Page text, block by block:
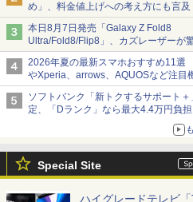
め」、料金値上げへの考え方にも言及
本日8月7日発売「Galaxy Z Fold8
Ultra/Fold8/Flip8」、カズレーザーが
ば屋のメニュー並みの薄さ」
2026年夏の最新スマホおすすめ11
やXperia、arrows、AQUOSなど注目
徴は
ソフトバンク「新トクするサポート＋
定、「Dランク」なら最大4.4万円負担
Special Site
ハイグレードテレビ「